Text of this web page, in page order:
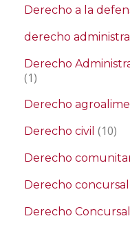
Derecho a la
derecho
Derecho
(1)
Derecho
Derecho civil (10)
Derecho
Derecho concursal
Derecho